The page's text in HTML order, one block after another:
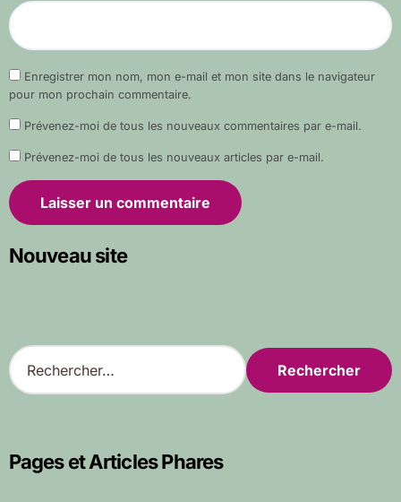
Enregistrer mon nom, mon e-mail et mon site dans le navigateur
pour mon prochain commentaire.
Prévenez-moi de tous les nouveaux commentaires par e-mail.
Prévenez-moi de tous les nouveaux articles par e-mail.
Nouveau site
R
e
r
cPages et Articles Phares